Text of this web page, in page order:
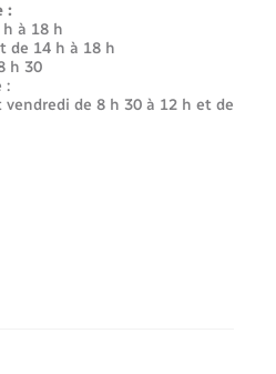
:
à 18 h
de 14 h à 18 h
h 30
:
de 8 h 30 à 12 h et de